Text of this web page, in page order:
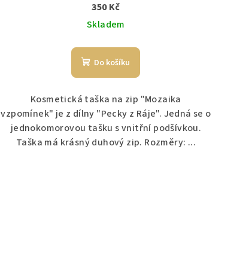
350 Kč
Skladem
Do košíku
Kosmetická taška na zip "Mozaika
vzpomínek" je z dílny "Pecky z Ráje". Jedná se o
jednokomorovou tašku s vnitřní podšívkou.
Taška má krásný duhový zip. Rozměry: ...